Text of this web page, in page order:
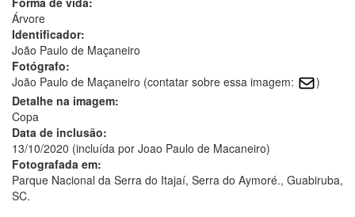
Árvore
Identificador:
João Paulo de Maçaneiro
Fotógrafo:
João Paulo de Maçaneiro (contatar sobre essa imagem:
)
Detalhe na imagem:
Copa
Data de inclusão:
13/10/2020 (incluída por Joao Paulo de Macaneiro)
Fotografada em:
Parque Nacional da Serra do Itajaí, Serra do Aymoré., Guabiruba,
SC.